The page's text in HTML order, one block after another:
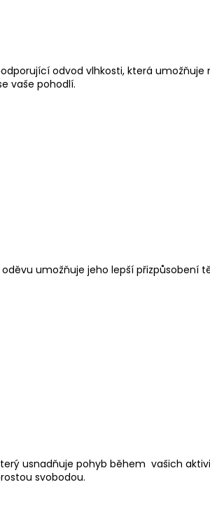
odvod vlhkosti, která umožňuje
vaše pohodlí.
umožňuje jeho lepší přizpůsobení
usnadňuje pohyb během vašich
svobodou.